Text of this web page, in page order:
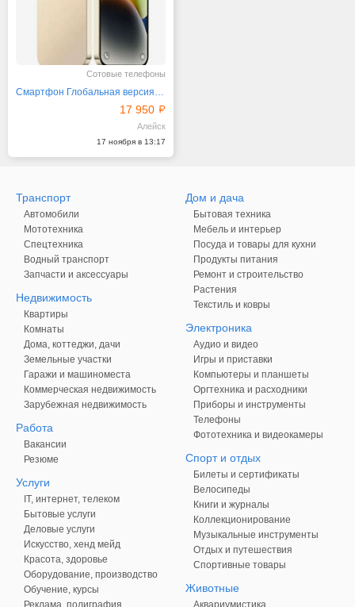
Сотовые телефоны
Смартфон Глобальная версия i14 pro max новинка
17 950
Алейск
17 ноября в 13:17
Транспорт
Автомобили
Мототехника
Спецтехника
Водный транспорт
Запчасти и аксессуары
Недвижимость
Квартиры
Комнаты
Дома, коттеджи, дачи
Земельные участки
Гаражи и машиноместа
Коммерческая недвижимость
Зарубежная недвижимость
Работа
Вакансии
Резюме
Услуги
IT, интернет, телеком
Бытовые услуги
Деловые услуги
Искусство, хенд мейд
Красота, здоровье
Оборудование, производство
Обучение, курсы
Реклама, полиграфия
Дом и дача
Бытовая техника
Мебель и интерьер
Посуда и товары для кухни
Продукты питания
Ремонт и строительство
Растения
Текстиль и ковры
Электроника
Аудио и видео
Игры и приставки
Компьютеры и планшеты
Оргтехника и расходники
Приборы и инструменты
Телефоны
Фототехника и видеокамеры
Спорт и отдых
Билеты и сертификаты
Велосипеды
Книги и журналы
Коллекционирование
Музыкальные инструменты
Отдых и путешествия
Спортивные товары
Животные
Аквариумистика